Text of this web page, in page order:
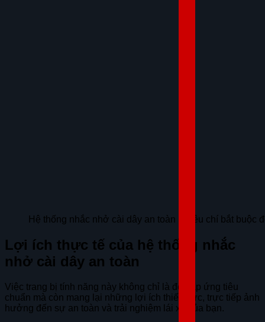
Hệ thống nhắc nhở cài dây an toàn là tiêu chí bắt buộc
Lợi ích thực tế của hệ thống nhắc
nhở cài dây an toàn
Việc trang bị tính năng này không chỉ là để đáp ứng tiêu
chuẩn mà còn mang lại những lợi ích thiết thực, trực tiếp ảnh
hưởng đến sự an toàn và trải nghiệm lái xe của bạn.